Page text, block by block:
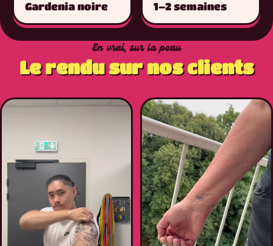
Gardenia noire
1–2 semaines
En vrai, sur la peau
Le rendu sur nos clients